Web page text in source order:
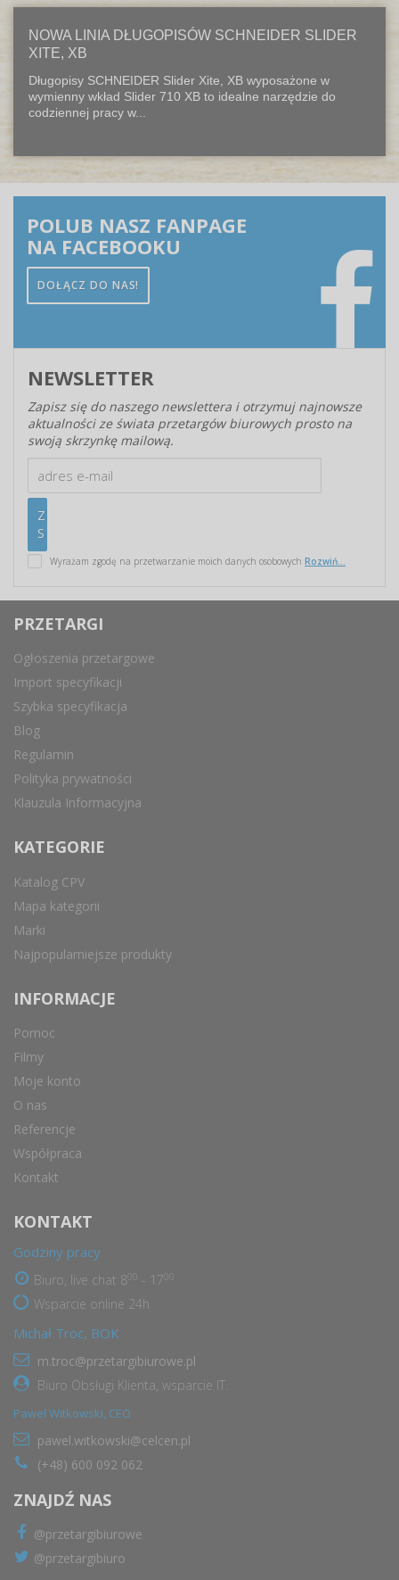
NOWA LINIA DŁUGOPISÓW SCHNEIDER SLIDER
XITE, XB
Długopisy SCHNEIDER Slider Xite, XB wyposażone w
wymienny wkład Slider 710 XB to idealne narzędzie do
codziennej pracy w...
POLUB NASZ FANPAGE
NA FACEBOOKU
DOŁĄCZ DO NAS!
NEWSLETTER
Zapisz się do naszego newslettera i otrzymuj najnowsze
aktualności ze świata przetargów biurowych prosto na
swoją skrzynkę mailową.
Wyrażam zgodę na przetwarzanie moich danych osobowych Rozwiń...
PRZETARGI
Ogłoszenia przetargowe
Import specyfikacji
Szybka specyfikacja
Blog
Regulamin
Polityka prywatności
Klauzula Informacyjna
KATEGORIE
Katalog CPV
Mapa kategorii
Marki
Najpopularniejsze produkty
INFORMACJE
Pomoc
Filmy
Moje konto
O nas
Referencje
Współpraca
Kontakt
KONTAKT
Godziny pracy
Biuro, live chat 8 - 17
Wsparcie online 24h
Michał Troc, BOK
m.troc@przetargibiurowe.pl
Biuro Obsługi Klienta, wsparcie IT.
Paweł Witkowski, CEO
pawel.witkowski@celcen.pl
(+48) 600 092 062
ZNAJDŹ NAS
@przetargibiurowe
@przetargibiuro